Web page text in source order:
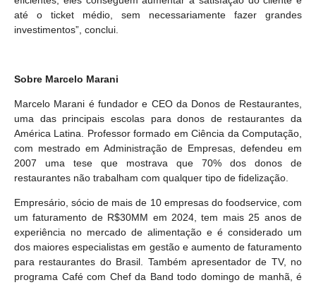
até o ticket médio, sem necessariamente fazer grandes
investimentos”, conclui.
Sobre Marcelo Marani
Marcelo Marani é fundador e CEO da Donos de Restaurantes,
uma das principais escolas para donos de restaurantes da
América Latina. Professor formado em Ciência da Computação,
com mestrado em Administração de Empresas, defendeu em
2007 uma tese que mostrava que 70% dos donos de
restaurantes não trabalham com qualquer tipo de fidelização.
Empresário, sócio de mais de 10 empresas do foodservice, com
um faturamento de R$30MM em 2024, tem mais 25 anos de
experiência no mercado de alimentação e é considerado um
dos maiores especialistas em gestão e aumento de faturamento
para restaurantes do Brasil. Também apresentador de TV, no
programa Café com Chef da Band todo domingo de manhã, é